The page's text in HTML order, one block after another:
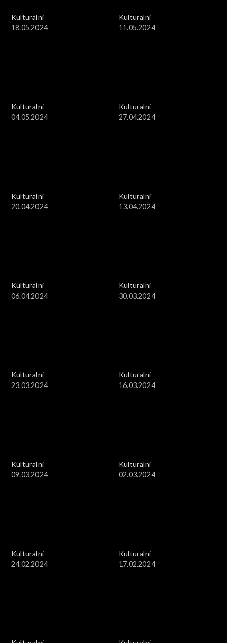
Kulturalni
18.05.2024
Kulturalni
11.05.2024
Kulturalni
04.05.2024
Kulturalni
27.04.2024
Kulturalni
20.04.2024
Kulturalni
13.04.2024
Kulturalni
06.04.2024
Kulturalni
30.03.2024
Kulturalni
23.03.2024
Kulturalni
16.03.2024
Kulturalni
09.03.2024
Kulturalni
02.03.2024
Kulturalni
24.02.2024
Kulturalni
17.02.2024